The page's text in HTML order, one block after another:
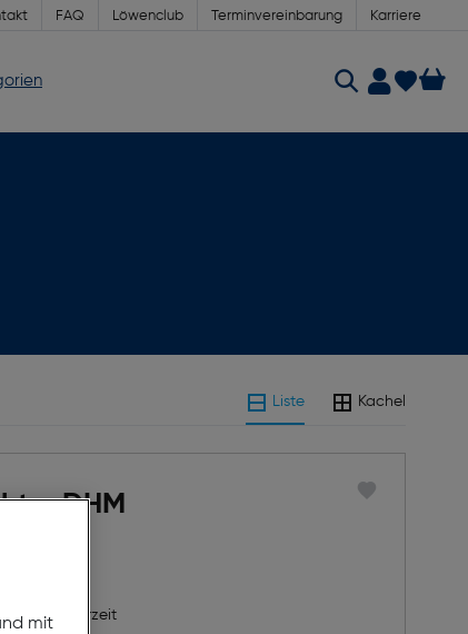
FAQ Löwenclub Terminvereinbarung Karriere
Liste Kachel
DHM
Lieferzeit
mit